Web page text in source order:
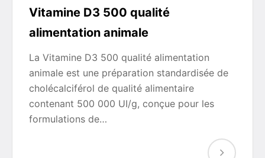
Vitamine D3 500 qualité
alimentation animale
La Vitamine D3 500 qualité alimentation
animale est une préparation standardisée de
cholécalciférol de qualité alimentaire
contenant 500 000 UI/g, conçue pour les
formulations de…